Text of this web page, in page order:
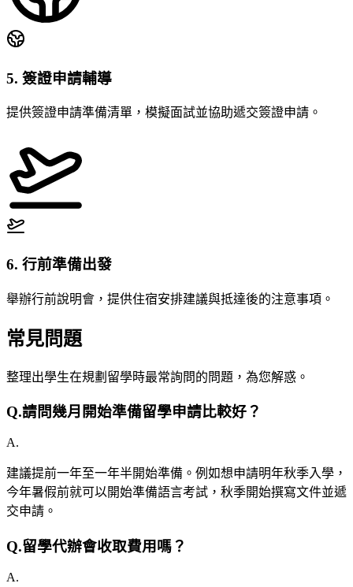
5. 簽證申請輔導
提供簽證申請準備清單，模擬面試並協助遞交簽證申請。
6. 行前準備出發
舉辦行前說明會，提供住宿安排建議與抵達後的注意事項。
常見問題
整理出學生在規劃留學時最常詢問的問題，為您解惑。
Q.請問幾月開始準備留學申請比較好？
A.
建議提前一年至一年半開始準備。例如想申請明年秋季入學，
今年暑假前就可以開始準備語言考試，秋季開始撰寫文件並遞
交申請。
Q.留學代辦會收取費用嗎？
A.